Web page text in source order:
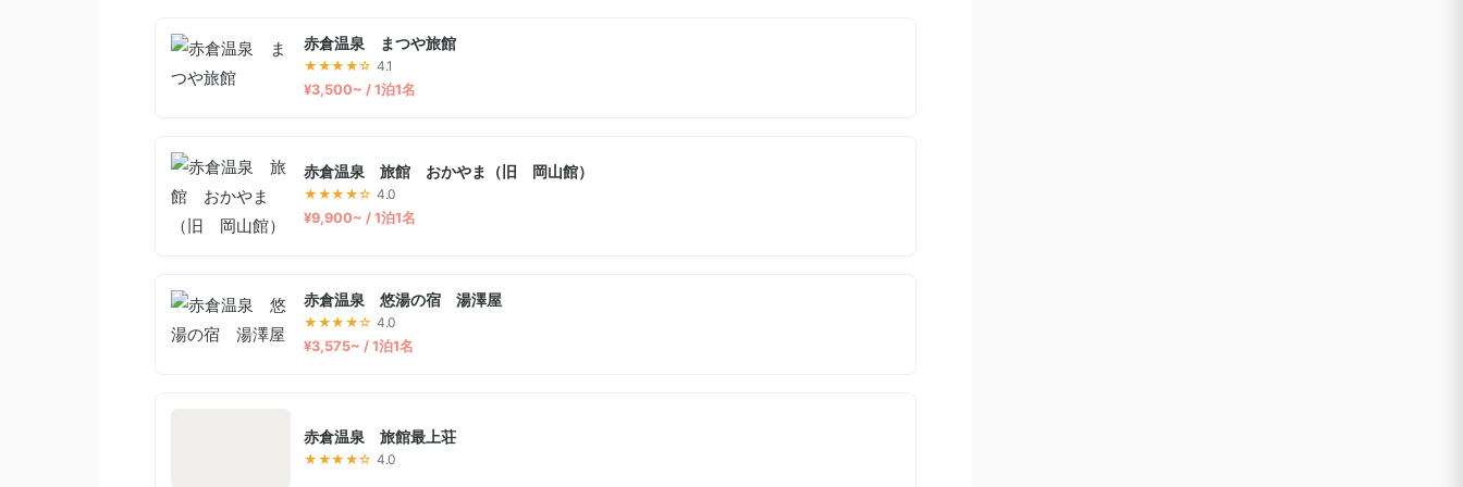
赤倉温泉 まつや旅館
★★★★☆ 4.1
¥3,500~ / 1泊1名
赤倉温泉 旅館 おかやま（旧 岡山館）
★★★★☆ 4.0
¥9,900~ / 1泊1名
赤倉温泉 悠湯の宿 湯澤屋
★★★★☆ 4.0
¥3,575~ / 1泊1名
赤倉温泉 旅館最上荘
★★★★☆ 4.0